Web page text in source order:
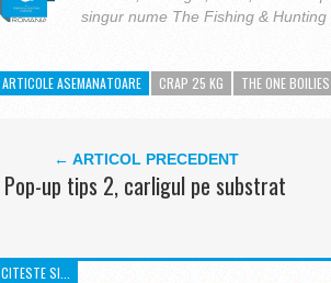
singur nume The Fishing & Hunting
ARTICOLE ASEMANATOARE CRAP 25 KG THE ONE BOILIES
← ARTICOL PRECEDENT
Pop-up tips 2, carligul pe substrat
CITESTE SI...